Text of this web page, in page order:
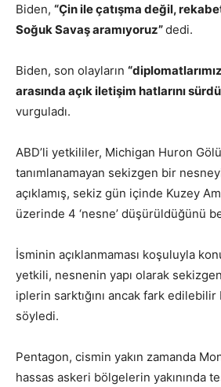
Biden, “Çin ile çatışma değil,
Soğuk Savaş aramıyoruz”dedi.
Biden, son olayların
arasında açık iletişim hatlarını
vurguladı.
ABD’li yetkililer, Michigan Huron
tanımlanamayan sekizgen bir
açıklamış, sekiz gün içinde Kuzey
üzerinde 4 ‘nesne’ düşürüldüğünü
İsminin açıklanmaması koşuluyla
yetkili, nesnenin yapı olarak
iplerin sarktığını ancak fark edilebilir
söyledi.
Pentagon, cismin yakın zamanda
hassas askeri bölgelerin yakınında